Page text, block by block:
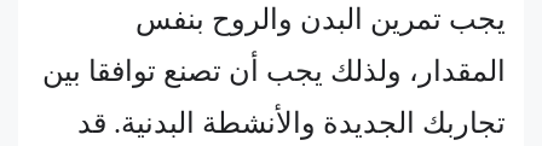
يجب تمرين البدن والروح بنفس
المقدار، ولذلك يجب أن تصنع توافقا بين
تجاربك الجديدة والأنشطة البدنية. قد